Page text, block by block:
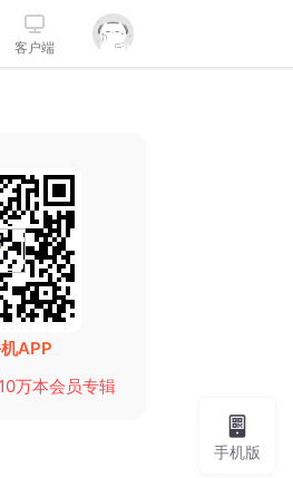
客户端
APP
10万本会员专辑
手机版